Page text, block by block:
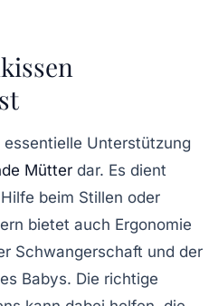
essentielle Unterstützung
Mütter dar. Es dient
beim Stillen oder
bietet auch Ergonomie
Schwangerschaft und der
Babys. Die richtige